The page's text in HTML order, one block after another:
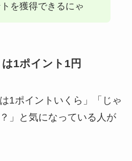
を獲得できるにゃ
1ポイント1円
1ポイントいくら」「じゃ
」と気になっている人が